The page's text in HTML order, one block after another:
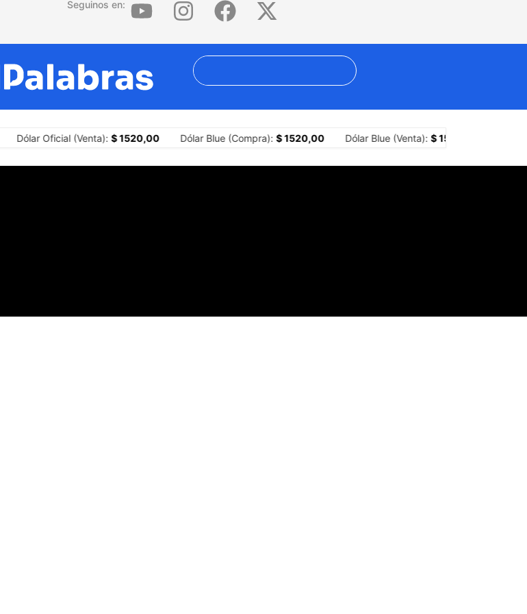
Seguinos en:
¿Por qué la agresión es una estrategia central del tecnocapitalismo? Crisis yerbatera: impulsan ley de
Dólar Oficial (Venta):$ 1520,00 Dólar Blue (Compra):$ 1520,00 Dólar Blue (Venta):$ 1540,00